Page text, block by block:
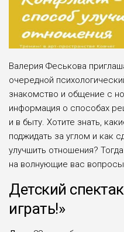
Валерия Феськова
очередной
знакомство и общение с
информация о способах
и в быту. Хотите знать,
поджидать за углом и как
улучшить отношения?
на волнующие вас вопросы.
Детский
играть!»